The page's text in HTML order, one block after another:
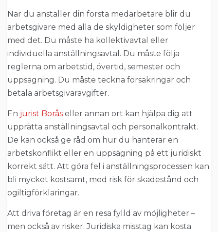
När du anställer din första medarbetare blir du
arbetsgivare med alla de skyldigheter som följer
med det. Du måste ha kollektivavtal eller
individuella anställningsavtal. Du måste följa
reglerna om arbetstid, övertid, semester och
uppsägning. Du måste teckna försäkringar och
betala arbetsgivaravgifter.
En jurist Borås eller annan ort kan hjälpa dig att
upprätta anställningsavtal och personalkontrakt.
De kan också ge råd om hur du hanterar en
arbetskonflikt eller en uppsägning på ett juridiskt
korrekt sätt. Att göra fel i anställningsprocessen kan
bli mycket kostsamt, med risk för skadestånd och
ogiltigförklaringar.
Att driva företag är en resa fylld av möjligheter –
men också av risker. Juridiska misstag kan kosta